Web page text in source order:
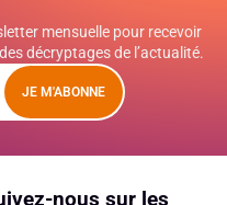
mensuelle pour recevoir
décryptages de l’actualité.
JE M'ABONNE
nous sur les